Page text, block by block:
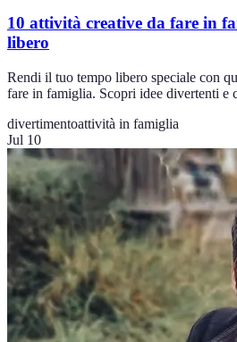
10 attività creative da fare in
libero
Rendi il tuo tempo libero speciale con
fare in famiglia. Scopri idee divertenti e
divertimentoattività in famiglia
Jul 10